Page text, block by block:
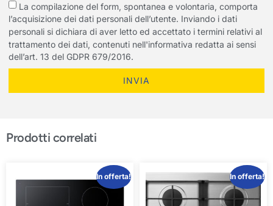
La compilazione del form, spontanea e volontaria, comporta
l’acquisizione dei dati personali dell’utente. Inviando i dati
personali si dichiara di aver letto ed accettato i termini relativi al
trattamento dei dati, contenuti nell'informativa redatta ai sensi
dell’art. 13 del GDPR 679/2016.
INVIA
Prodotti correlati
In offerta! In offerta!